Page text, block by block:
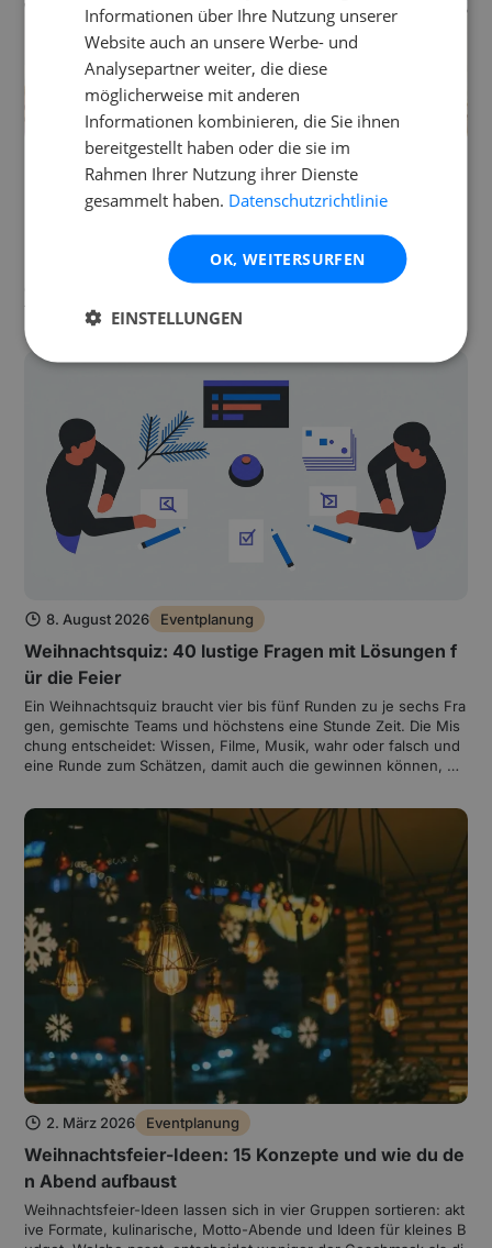
17. Februar 2026
Hochzeitsbudget planen: Der detaillierte Kosten-G
Ein Hochzeitsbudget teilt sich grob auf: Location und Catering bi
lden den größten Block, danach folgen Foto und Video, Kleidun
g, Deko und Musik. Am häufigsten fehlen Trinkgelder, Übernach
tungen und die Technik. Hier findest du alle Kostenpositionen, e
inen Beispielplan für 80 Gäste und acht Spartipps, die wirklich fu
nktionieren.
8. August 2026 Eventplanung
Weihnachtsquiz: 40 lustige Fragen mit Lösungen f
ür die Feier
Ein Weihnachtsquiz braucht vier bis fünf Runden zu je sechs Fra
gen, gemischte Teams und höchstens eine Stunde Zeit. Die Mis
chung entscheidet: Wissen, Filme, Musik, wahr oder falsch und
eine Runde zum Schätzen, damit auch die gewinnen können, di
Lösungen, sortiert nach Runden und direkt einsetzbar.
2. März 2026 Eventplanung
Weihnachtsfeier-Ideen: 15 Konzepte und wie du de
n Abend aufbaust
Weihnachtsfeier-Ideen lassen sich in vier Gruppen sortieren: akt
ive Formate, kulinarische, Motto-Abende und Ideen für kleines B
Informationen über Ihre Nutzung unserer
Website auch an unsere Werbe- und
Analysepartner weiter, die diese
möglicherweise mit anderen
Informationen kombinieren, die Sie ihnen
bereitgestellt haben oder die sie im
Rahmen Ihrer Nutzung ihrer Dienste
gesammelt haben. Datenschutzrichtlinie
OK, WEITERSURFEN
EINSTELLUNGEN